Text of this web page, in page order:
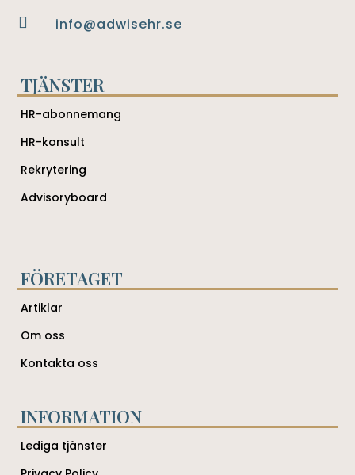
 info@adwisehr.se
TJÄNSTER
HR-abonnemang
HR-konsult
Rekrytering
Advisoryboard
FÖRETAGET
Artiklar
Om oss
Kontakta oss
INFORMATION
Lediga tjänster